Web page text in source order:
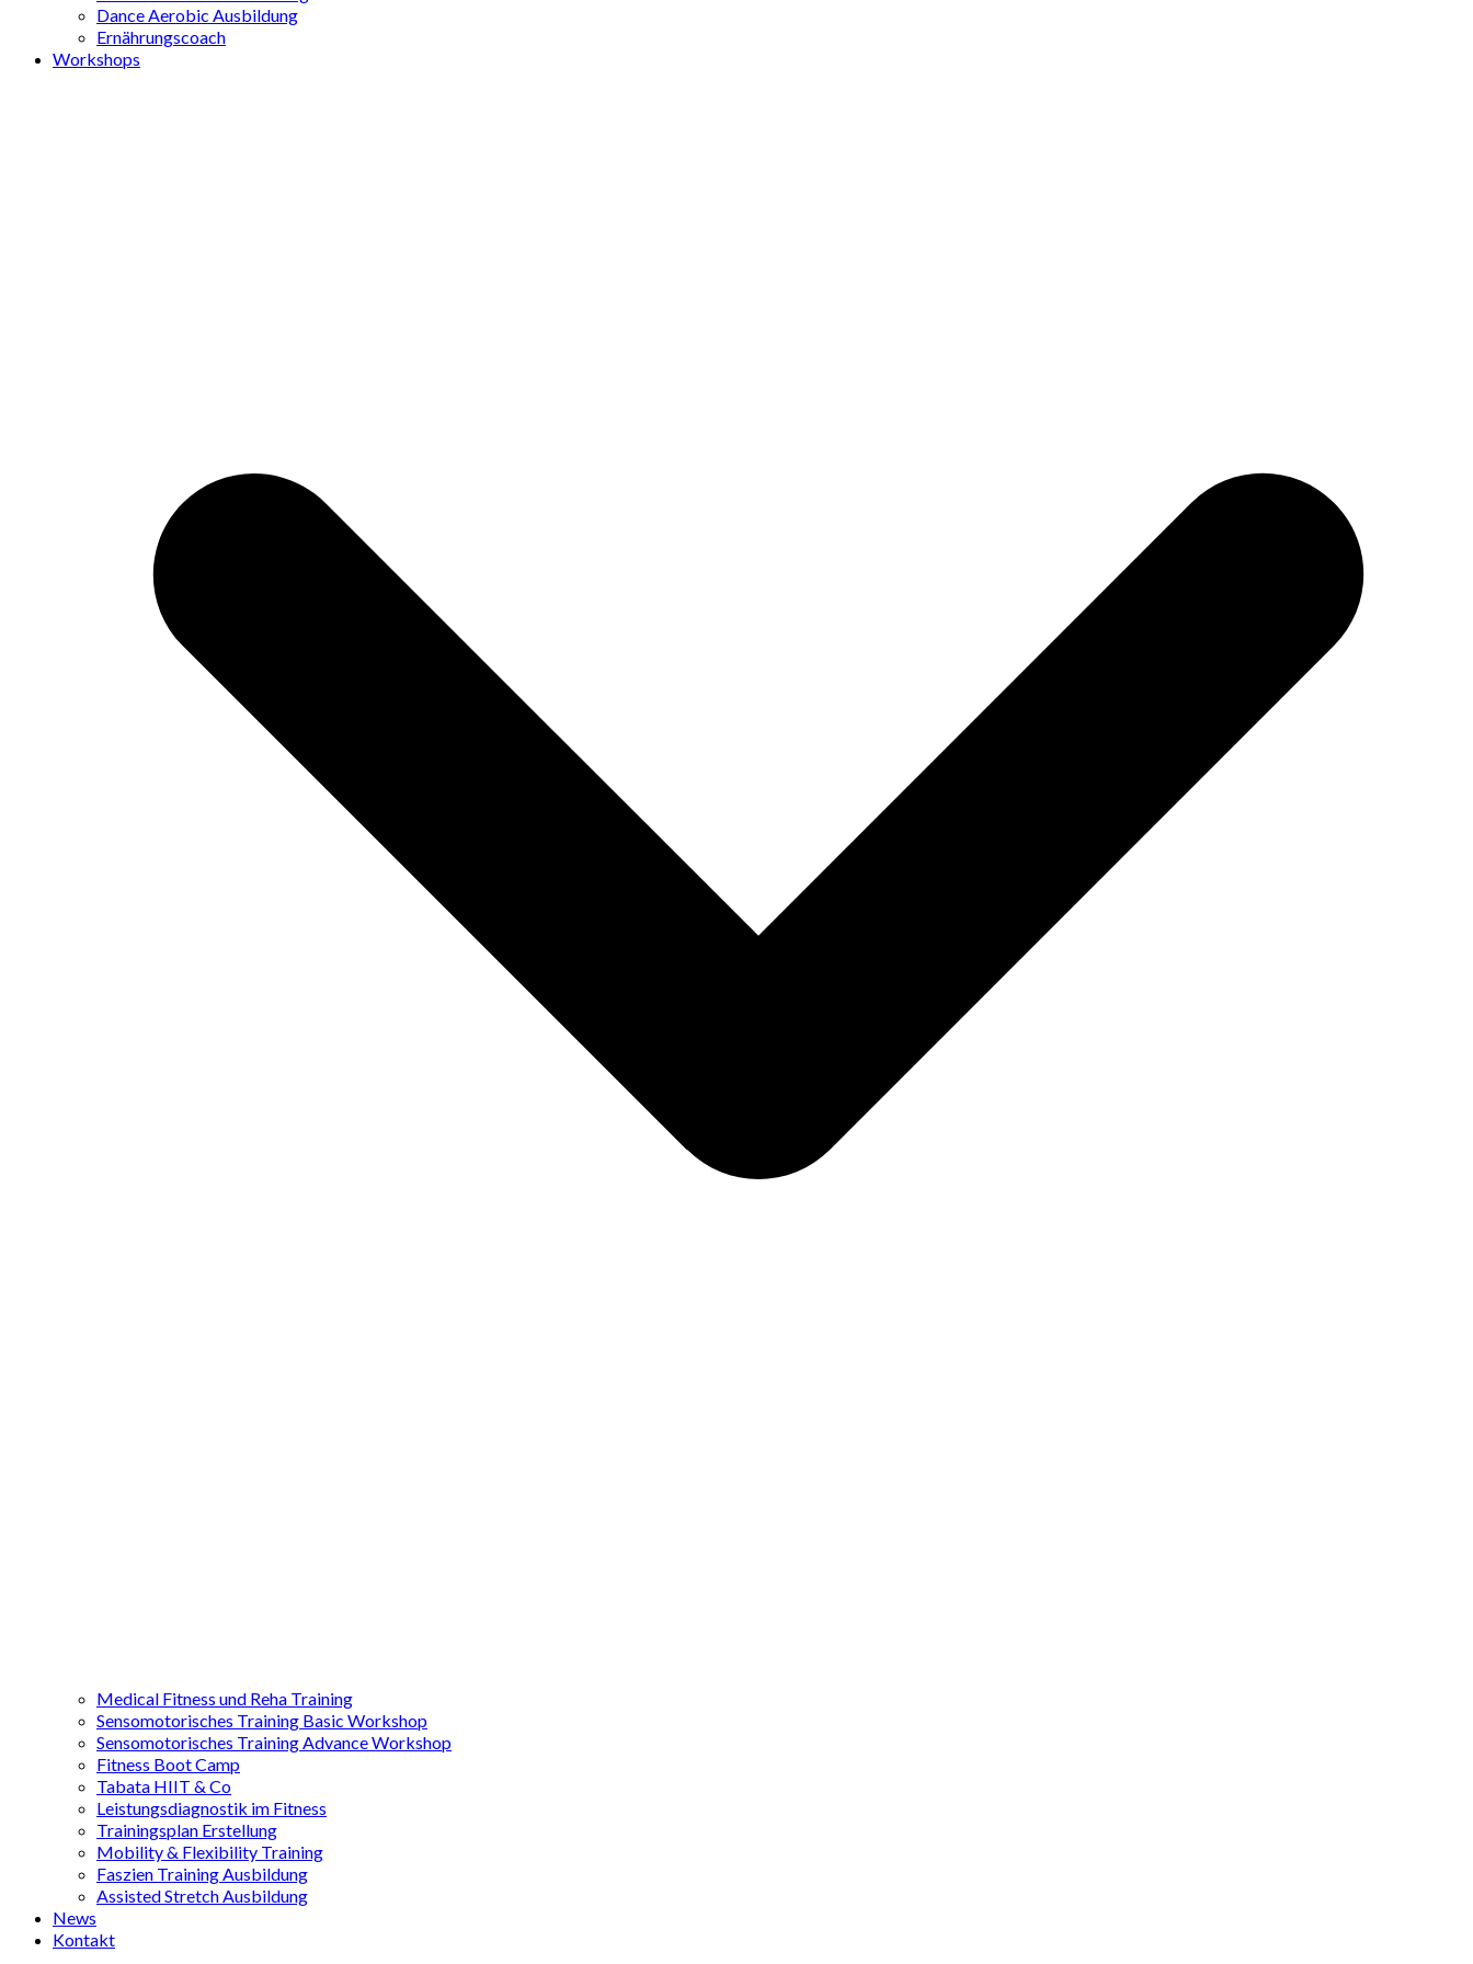
Dance Aerobic Ausbildung
Ernährungscoach
Workshops
Medical Fitness und Reha Training
Sensomotorisches Training Basic Workshop
Sensomotorisches Training Advance Workshop
Fitness Boot Camp
Tabata HIIT & Co
Leistungsdiagnostik im Fitness
Trainingsplan Erstellung
Mobility & Flexibility Training
Faszien Training Ausbildung
Assisted Stretch Ausbildung
News
Kontakt